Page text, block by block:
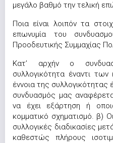
μεγάλο βαθμό την τελική
Ποια είναι λοιπόν τα
επωνυμία του
Προοδευτικής Συμμαχίας
Κατ’ αρχήν ο
συλλογικότητα έναντι
έννοια της
συνδυασμός μας
να έχει εξάρτηση ή
κομματικό σχηματισμό. β)
συλλογικές διαδικασίες
καθεστώς πλήρους